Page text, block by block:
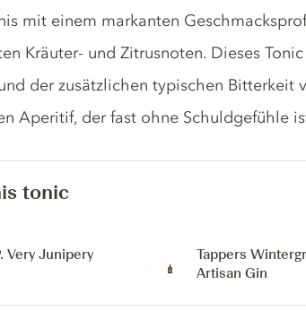
mit einem markanten
Kräuter- und Zitrusnoten. Dieses
der zusätzlichen typischen Bitterkeit
Aperitif, der fast ohne Schuldgefühle
tonic
Very Junipery
Tappers
Artisan Gin